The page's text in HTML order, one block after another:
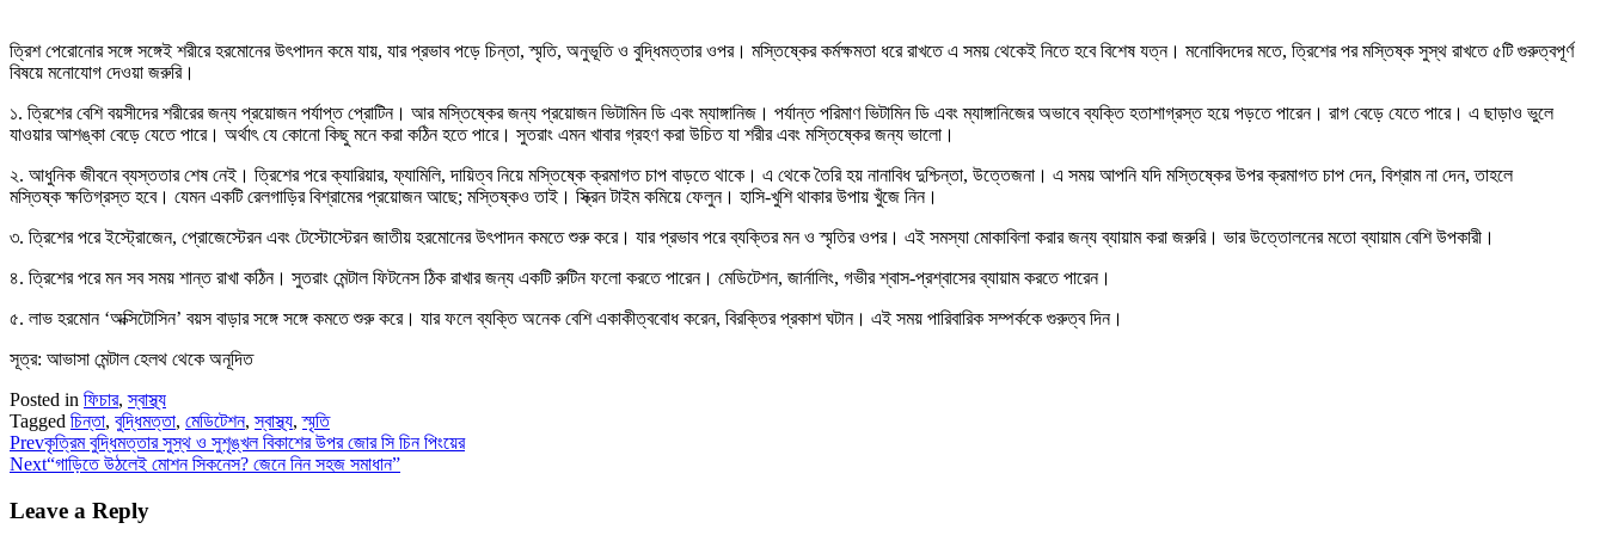
ত্রিশ পেরোনোর সঙ্গে সঙ্গেই শরীরে হরমোনের উৎপাদন কমে যায়, যার প্রভাব পড়ে চিন্তা, স্মৃতি, অনুভূতি ও বুদ্ধিমত্তার ওপর। মস্তিষ্কের কর্মক্ষমতা ধরে রাখতে এ সময় থেকেই নিতে হবে বিশেষ যত্ন। মনোবিদদের মতে, ত্রিশের পর মস্তিষ্ক সুস্থ রাখতে ৫টি গুরুত্বপূর্ণ
বিষয়ে মনোযোগ দেওয়া জরুরি।
১. ত্রিশের বেশি বয়সীদের শরীরের জন্য প্রয়োজন পর্যাপ্ত প্রোটিন। আর মস্তিষ্কের জন্য প্রয়োজন ভিটামিন ডি এবং ম্যাঙ্গানিজ। পর্যান্ত পরিমাণ ভিটামিন ডি এবং ম্যাঙ্গানিজের অভাবে ব্যক্তি হতাশাগ্রস্ত হয়ে পড়তে পারেন। রাগ বেড়ে যেতে পারে। এ ছাড়াও ভুলে
যাওয়ার আশঙ্কা বেড়ে যেতে পারে। অর্থাৎ যে কোনো কিছু মনে করা কঠিন হতে পারে। সুতরাং এমন খাবার গ্রহণ করা উচিত যা শরীর এবং মস্তিষ্কের জন্য ভালো।
২. আধুনিক জীবনে ব্যস্ততার শেষ নেই। ত্রিশের পরে ক্যারিয়ার, ফ্যামিলি, দায়িত্ব নিয়ে মস্তিষ্কে ক্রমাগত চাপ বাড়তে থাকে। এ থেকে তৈরি হয় নানাবিধ দুশ্চিন্তা, উত্তেজনা। এ সময় আপনি যদি মস্তিষ্কের উপর ক্রমাগত চাপ দেন, বিশ্রাম না দেন, তাহলে
মস্তিষ্ক ক্ষতিগ্রস্ত হবে। যেমন একটি রেলগাড়ির বিশ্রামের প্রয়োজন আছে; মস্তিষ্কও তাই। স্ক্রিন টাইম কমিয়ে ফেলুন। হাসি-খুশি থাকার উপায় খুঁজে নিন।
৩. ত্রিশের পরে ইস্ট্রোজেন, প্রোজেস্টেরন এবং টেস্টোস্টেরন জাতীয় হরমোনের উৎপাদন কমতে শুরু করে। যার প্রভাব পরে ব্যক্তির মন ও স্মৃতির ওপর। এই সমস্যা মোকাবিলা করার জন্য ব্যায়াম করা জরুরি। ভার উত্তোলনের মতো ব্যায়াম বেশি উপকারী।
৪. ত্রিশের পরে মন সব সময় শান্ত রাখা কঠিন। সুতরাং মেন্টাল ফিটনেস ঠিক রাখার জন্য একটি রুটিন ফলো করতে পারেন। মেডিটেশন, জার্নালিং, গভীর শ্বাস-প্রশ্বাসের ব্যায়াম করতে পারেন।
৫. লাভ হরমোন ‘অক্সিটোসিন’ বয়স বাড়ার সঙ্গে সঙ্গে কমতে শুরু করে। যার ফলে ব্যক্তি অনেক বেশি একাকীত্ববোধ করেন, বিরক্তির প্রকাশ ঘটান। এই সময় পারিবারিক সম্পর্ককে গুরুত্ব দিন।
সূত্র: আভাসা মেন্টাল হেলথ থেকে অনূদিত
Posted in ফিচার,স্বাস্থ্য
Tagged চিন্তা, বুদ্ধিমত্তা, মেডিটেশন,স্বাস্থ্য,স্মৃতি
Prevকৃত্রিম বুদ্ধিমত্তার সুস্থ ও সুশৃঙ্খল বিকাশের উপর জোর সি চিন পিংয়ের
Next“গাড়িতে উঠলেই মোশন সিকনেস? জেনে নিন সহজ সমাধান”
Leave a Reply